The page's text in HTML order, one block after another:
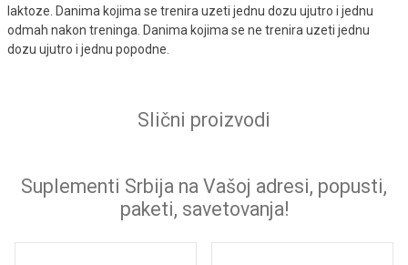
laktoze. Danima kojima se trenira uzeti jednu dozu ujutro i jednu
odmah nakon treninga. Danima kojima se ne trenira uzeti jednu
dozu ujutro i jednu popodne.
Slični proizvodi
Suplementi Srbija na Vašoj adresi, popusti,
paketi, savetovanja!